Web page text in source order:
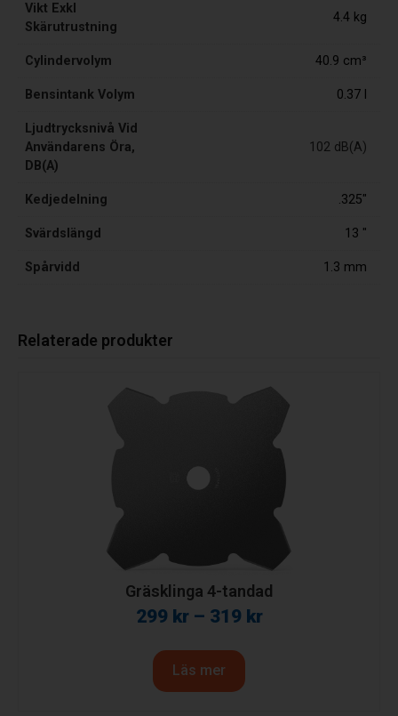
Vikt Exkl
Skärutrustning
4.4 kg
Cylindervolym 40.9 cm³
Bensintank Volym 0.37 l
Ljudtrycksnivå Vid
Användarens Öra,
DB(A)
102 dB(A)
Kedjedelning .325"
Svärdslängd 13 "
Spårvidd 1.3 mm
Relaterade produkter
Gräsklinga 4-tandad
299 kr– 319 kr
Läs mer